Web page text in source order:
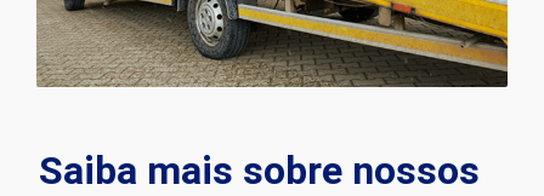
Saiba mais sobre nossos